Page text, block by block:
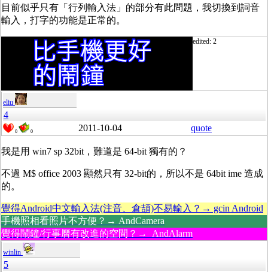
目前似乎只有「行列輸入法」的部分有此問題，我切換到詞音
輸入，打字的功能是正常的。
edited: 2
eliu
4
0 0 2011-10-04 quote
我是用 win7 sp 32bit，難道是 64-bit 獨有的？
不過 M$ office 2003 顯然只有 32-bit的，所以不是 64bit ime 造成
的。
覺得Android中文輸入法(注音、倉頡)不易輸入？→ gcin Android
手機照相看照片不方便？→ AndCamera
覺得鬧鐘/行事曆有改進的空間？→ AndAlarm
winlin
5